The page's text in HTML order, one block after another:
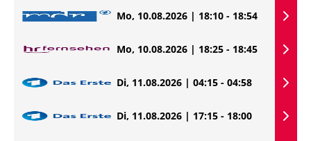
Mo, 10.08.2026 | 18:10 - 18:54
Mo, 10.08.2026 | 18:25 - 18:45
Di, 11.08.2026 | 04:15 - 04:58
Di, 11.08.2026 | 17:15 - 18:00